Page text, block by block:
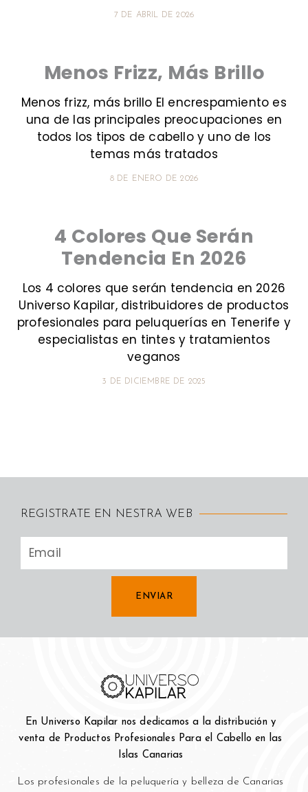
7 DE ABRIL DE 2026
Menos Frizz, Más Brillo
Menos frizz, más brillo El encrespamiento es
una de las principales preocupaciones en
todos los tipos de cabello y uno de los
temas más tratados
8 DE ENERO DE 2026
4 Colores Que Serán
Tendencia En 2026
Los 4 colores que serán tendencia en 2026
Universo Kapilar, distribuidores de productos
profesionales para peluquerías en Tenerife y
especialistas en tintes y tratamientos
veganos
3 DE DICIEMBRE DE 2025
REGISTRATE EN NESTRA WEB
ENVIAR
En Universo Kapilar nos dedicamos a la distribución y
venta de Productos Profesionales Para el Cabello en las
Islas Canarias
Los profesionales de la peluquería y bell eza de Canarias